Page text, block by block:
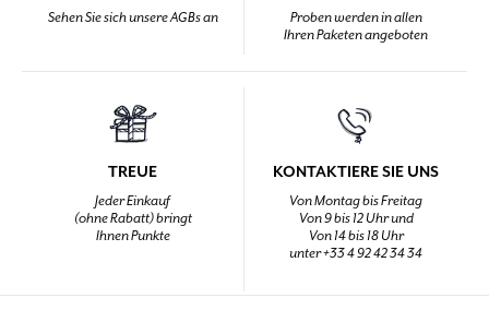
Sehen Sie sich unsere AGBs an
Proben werden in allen
Ihren Paketen angeboten
TREUE
Jeder Einkauf
(ohne Rabatt) bringt
Ihnen Punkte
KONTAKTIERE SIE UNS
Von Montag bis Freitag
Von 9 bis 12 Uhr und
Von 14 bis 18 Uhr
unter +33 4 92 42 34 34